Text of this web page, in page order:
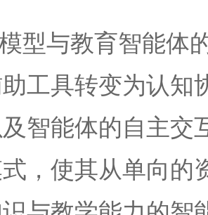
型与教育智能体
工具转变为认知
智能体的自主交
，使其从单向的